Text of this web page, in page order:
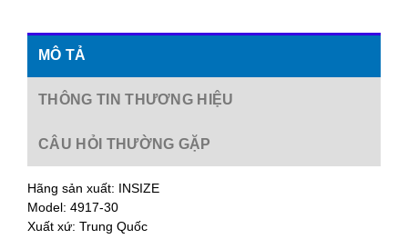
MÔ TẢ
THÔNG TIN THƯƠNG HIỆU
CÂU HỎI THƯỜNG GẶP
Hãng sản xuất: INSIZE
Model: 4917-30
Xuất xứ: Trung Quốc